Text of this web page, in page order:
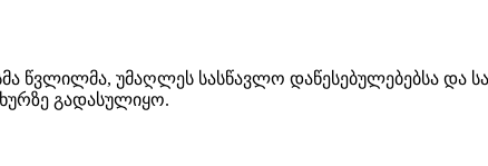
წვლილმა, უმაღლეს სასწავლო დაწესებულებებსა და
გადასულიყო.